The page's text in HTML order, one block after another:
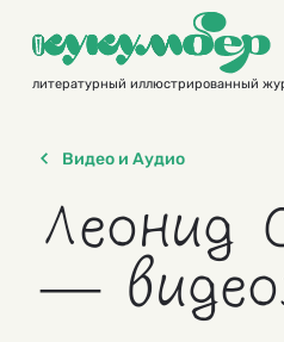
contentлитературный иллюстрированный
Видео и Аудио
Леонид
—